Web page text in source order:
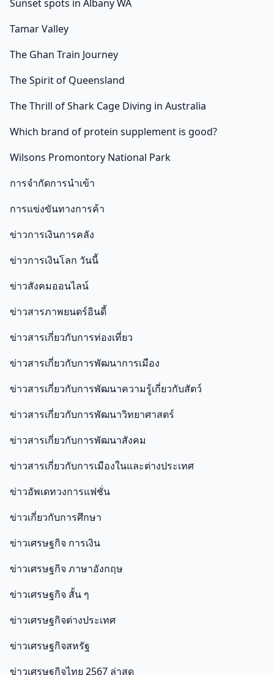
Sunset spots in Albany WA
Tamar Valley
The Ghan Train Journey
The Spirit of Queensland
The Thrill of Shark Cage Diving in Australia
Which brand of protein supplement is good?
Wilsons Promontory National Park
การจำกัดการนำเข้า
การแข่งขันทางการค้า
ข่าวการเงินการคลัง
ข่าวการเงินโลก วันนี้
ข่าวสังคมออนไลน์
ข่าวสารภาพยนตร์อินดี้
ข่าวสารเกี่ยวกับการท่องเที่ยว
ข่าวสารเกี่ยวกับการพัฒนาการเมือง
ข่าวสารเกี่ยวกับการพัฒนาความรู้เกี่ยวกับสัตว์
ข่าวสารเกี่ยวกับการพัฒนาวิทยาศาสตร์
ข่าวสารเกี่ยวกับการพัฒนาสังคม
ข่าวสารเกี่ยวกับการเมืองในและต่างประเทศ
ข่าวอัพเดทวงการแฟชั่น
ข่าวเกี่ยวกับการศึกษา
ข่าวเศรษฐกิจ การเงิน
ข่าวเศรษฐกิจ ภาษาอังกฤษ
ข่าวเศรษฐกิจ สั้น ๆ
ข่าวเศรษฐกิจต่างประเทศ
ข่าวเศรษฐกิจสหรัฐ
ข่าวเศรษฐกิจไทย 2567 ล่าสุด